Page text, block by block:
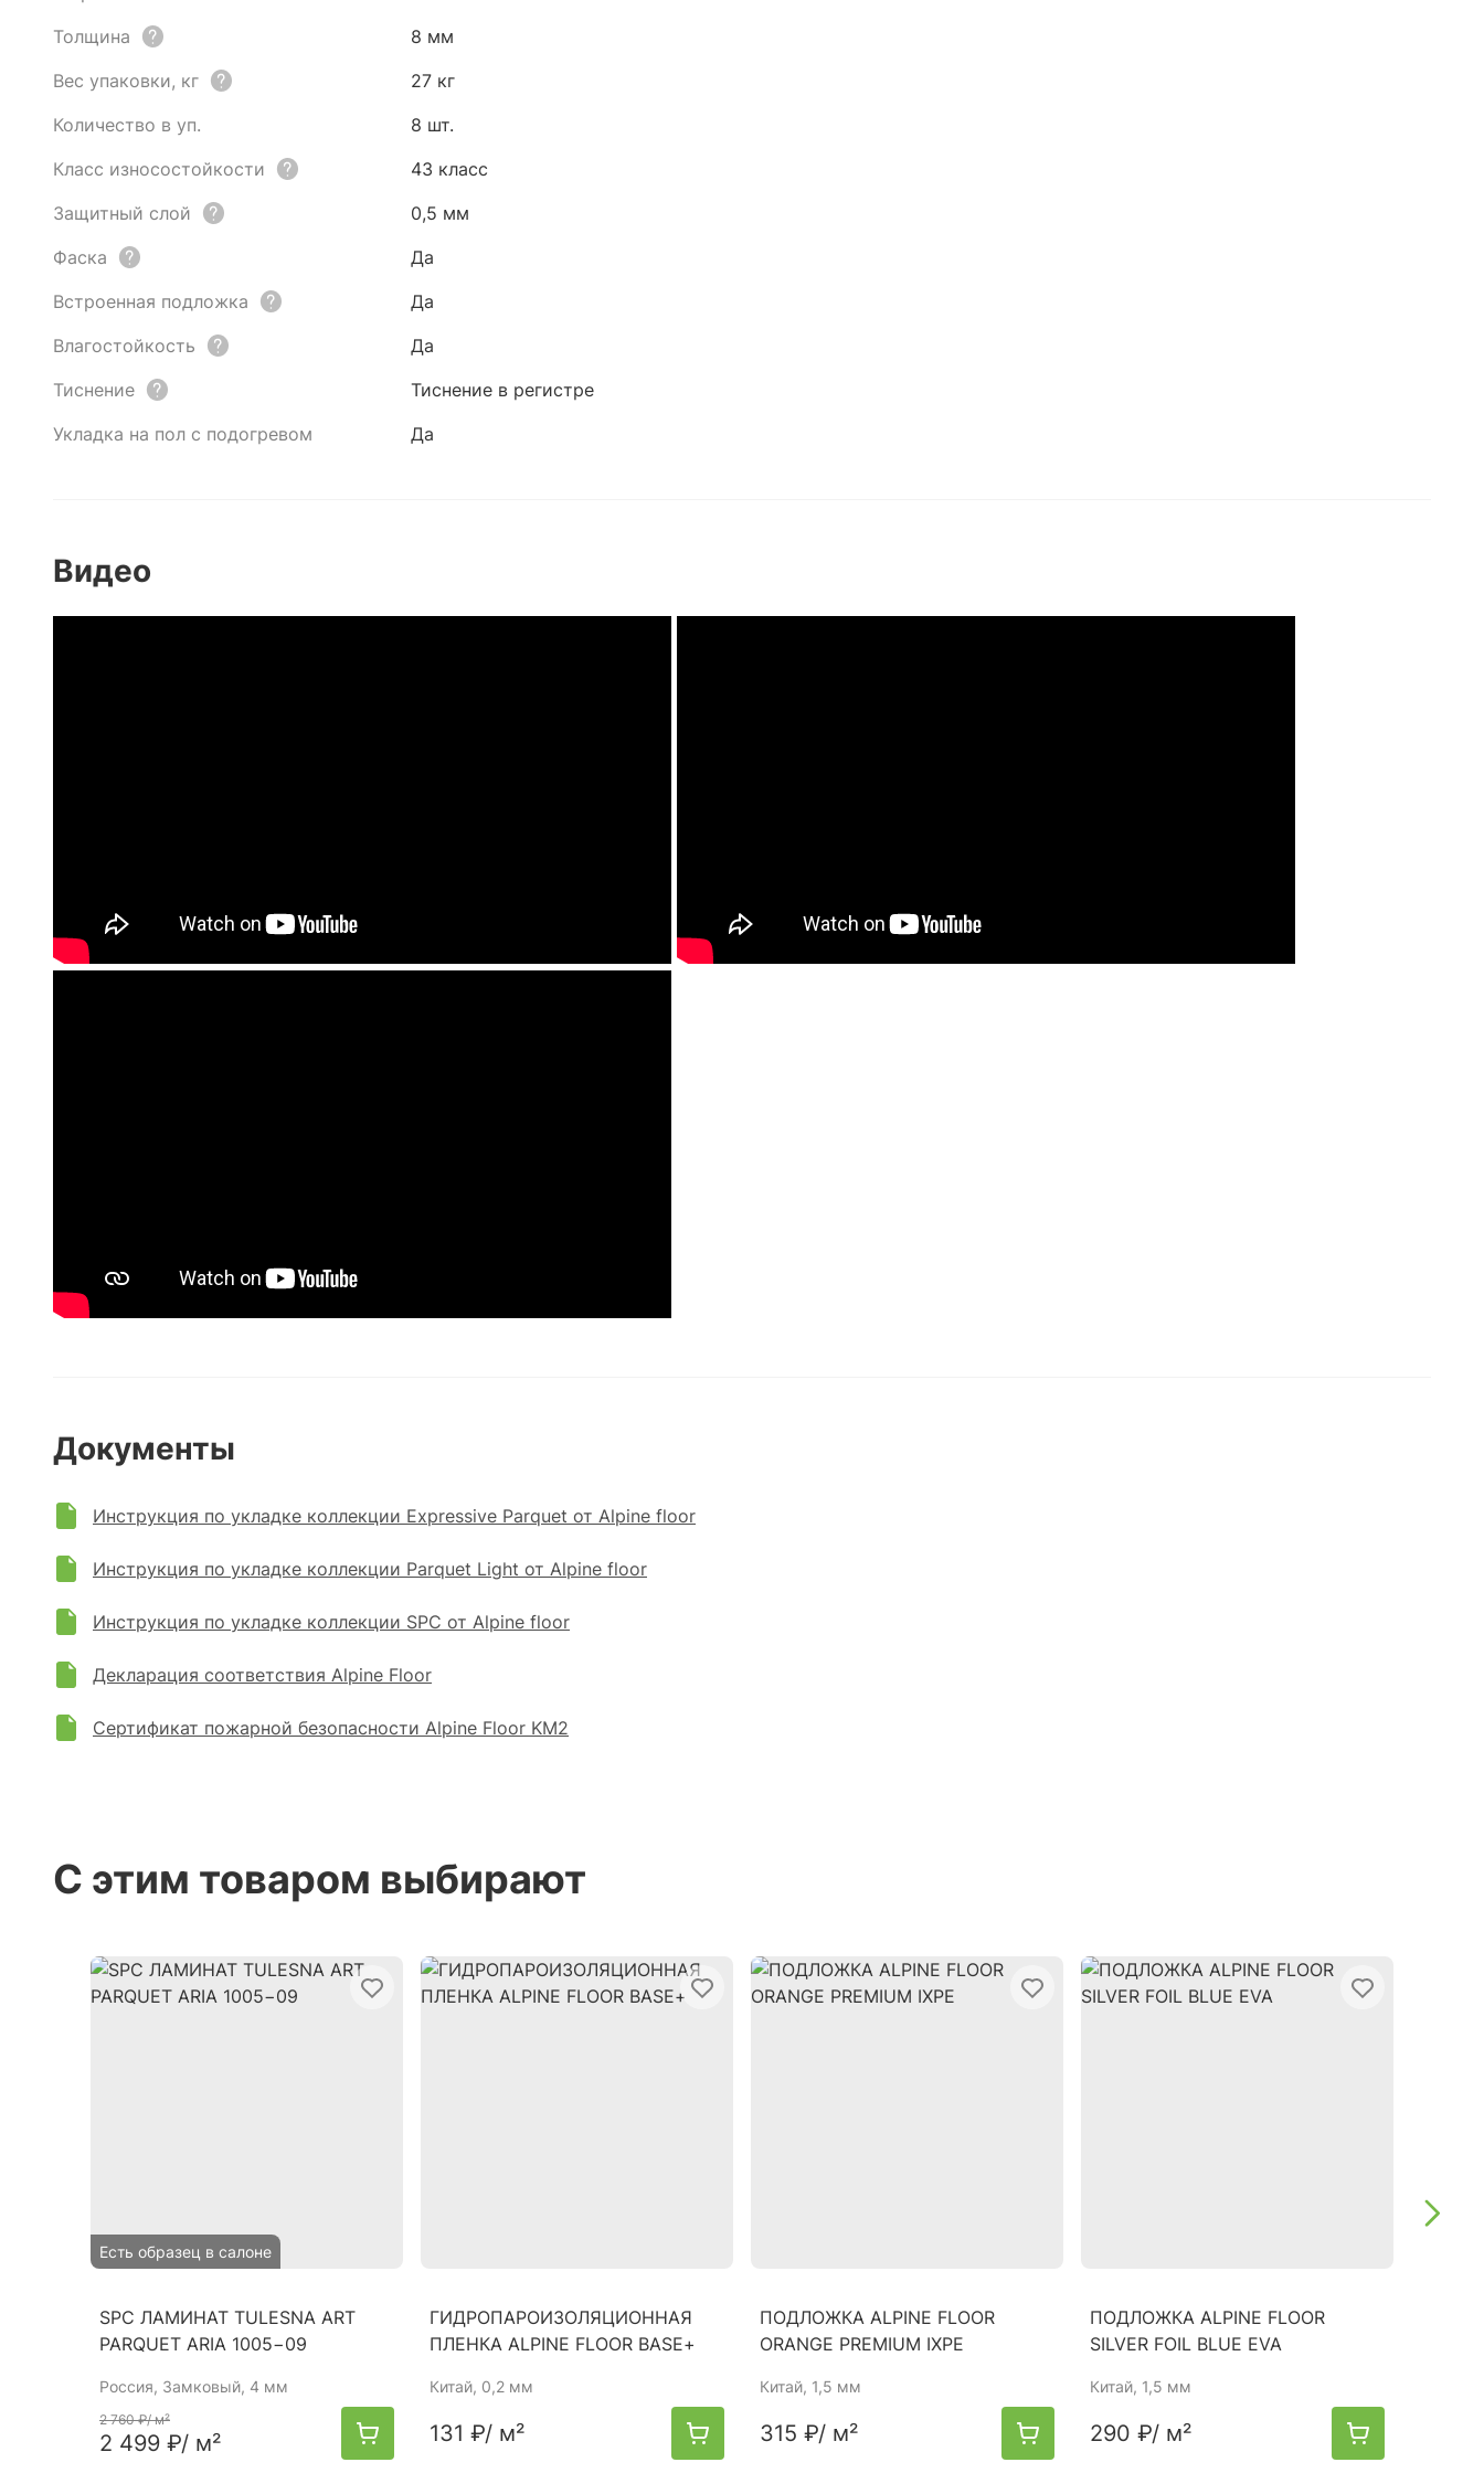
Толщина
8 мм
Вес упаковки, кг
27 кг
Количество в уп.
8 шт.
Класс износостойкости
43 класс
Защитный слой
0,5 мм
Фаска
Да
Встроенная подложка
Да
Влагостойкость
Да
Тиснение
Тиснение в регистре
Укладка на пол с подогревом
Да
Видео
Документы
Инструкция по укладке коллекции Expressive Parquet от Alpine floor
Инструкция по укладке коллекции Parquet Light от Alpine floor
Инструкция по укладке коллекции SPC от Alpine floor
Декларация соответствия Alpine Floor
Сертификат пожарной безопасности Alpine Floor KM2
С этим товаром выбирают
Есть образец в салоне
SPC ЛАМИНАТ TULESNA ART
PARQUET ARIA 1005−09
Россия, Замковый, 4 мм
2 760 ₽/ м²
2 499 ₽/ м²
ГИДРОПАРОИЗОЛЯЦИОННАЯ
ПЛЕНКА ALPINE FLOOR BASE+
Китай, 0,2 мм
131 ₽/ м²
ПОДЛОЖКА ALPINE FLOOR
ORANGE PREMIUM IXPE
Китай, 1,5 мм
315 ₽/ м²
ПОДЛОЖКА ALPINE FLOOR
SILVER FOIL BLUE EVA
Китай, 1,5 мм
290 ₽/ м²